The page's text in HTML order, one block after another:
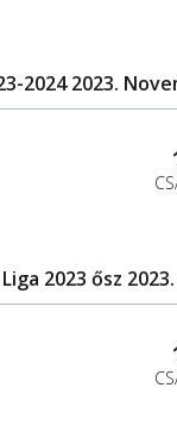
2024 2023.
2023 ősz